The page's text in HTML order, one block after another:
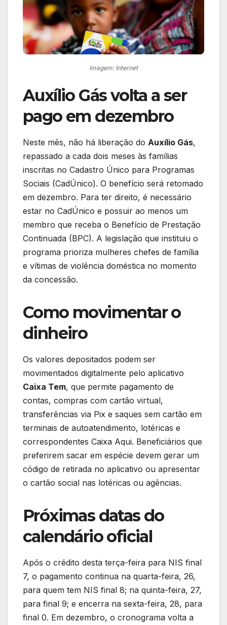
Imagem: Internet
Auxílio Gás volta a ser
pago em dezembro
Neste mês, não há liberação do Auxílio Gás,
repassado a cada dois meses às famílias
inscritas no Cadastro Único para Programas
Sociais (CadÚnico). O benefício será retomado
em dezembro. Para ter direito, é necessário
estar no CadÚnico e possuir ao menos um
membro que receba o Benefício de Prestação
Continuada (BPC). A legislação que instituiu o
programa prioriza mulheres chefes de família
e vítimas de violência doméstica no momento
da concessão.
Como movimentar o
dinheiro
Os valores depositados podem ser
movimentados digitalmente pelo aplicativo
Caixa Tem, que permite pagamento de
contas, compras com cartão virtual,
transferências via Pix e saques sem cartão em
terminais de autoatendimento, lotéricas e
correspondentes Caixa Aqui. Beneficiários que
preferirem sacar em espécie devem gerar um
código de retirada no aplicativo ou apresentar
o cartão social nas lotéricas ou agências.
Próximas datas do
calendário oficial
Após o crédito desta terça-feira para NIS final
7, o pagamento continua na quarta-feira, 26,
para quem tem NIS final 8; na quinta-feira, 27,
para final 9; e encerra na sexta-feira, 28, para
final 0. Em dezembro, o cronograma volta a